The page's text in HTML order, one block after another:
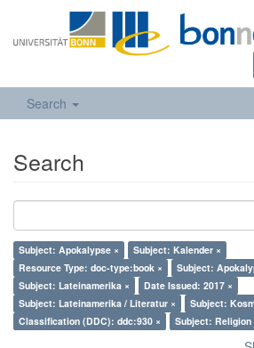
Search
Search
Subject: Apokalypse ×
Subject: Kalender ×
Resource Type: doc-type:book ×
Subject:
Subject: Lateinamerika ×
Date Issued: 2017 ×
Subject: Lateinamerika / Literatur ×
Subject:
Classification (DDC): ddc:930 ×
Subject: Religion